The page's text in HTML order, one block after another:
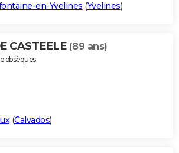
en-Yvelines (Yvelines)
CASTEELE (89 ans)
obsèques
(Calvados)